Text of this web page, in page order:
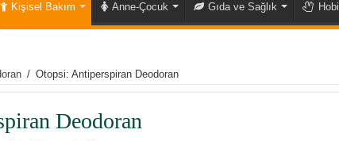
Kişisel Bakım Anne-Çocuk Gıda ve Sağlık Hobi
/ Otopsi: Antiperspiran Deodoran
Deodoran